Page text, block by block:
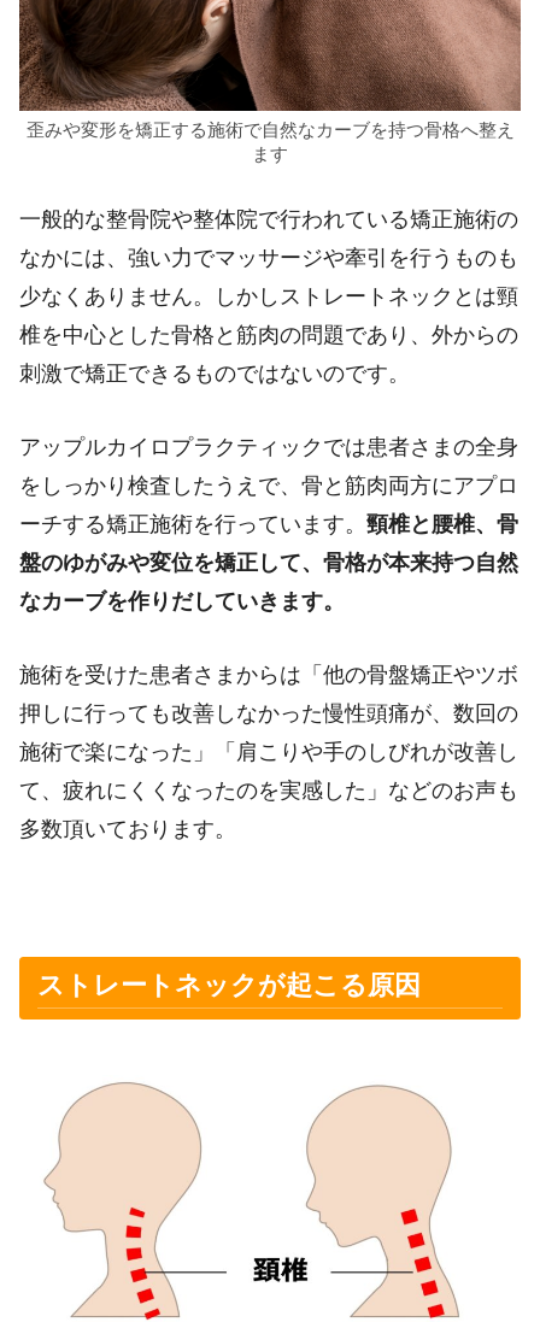
歪みや変形を矯正する施術で自然なカーブを持つ骨格へ整え
ます
一般的な整骨院や整体院で行われている矯正施術の
なかには、強い力でマッサージや牽引を行うものも
少なくありません。しかしストレートネックとは頸
椎を中心とした骨格と筋肉の問題であり、外からの
刺激で矯正できるものではないのです。
アップルカイロプラクティックでは患者さまの全身
をしっかり検査したうえで、骨と筋肉両方にアプロ
ーチする矯正施術を行っています。 頸椎と腰椎、骨
盤のゆがみや変位を矯正して、骨格が本来持つ自然
なカーブを作りだしていきます。
施術を受けた患者さまからは「他の骨盤矯正やツボ
押しに行っても改善しなかった慢性頭痛が、数回の
施術で楽になった」「肩こりや手のしびれが改善し
て、疲れにくくなったのを実感した」などのお声も
多数頂いております。
ストレートネックが起こる原因